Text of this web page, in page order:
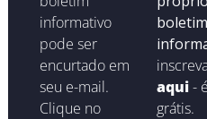
informativo
pode ser
encurtado em
seu e-mail.
Clique no
boletim
aqui - é
grátis.